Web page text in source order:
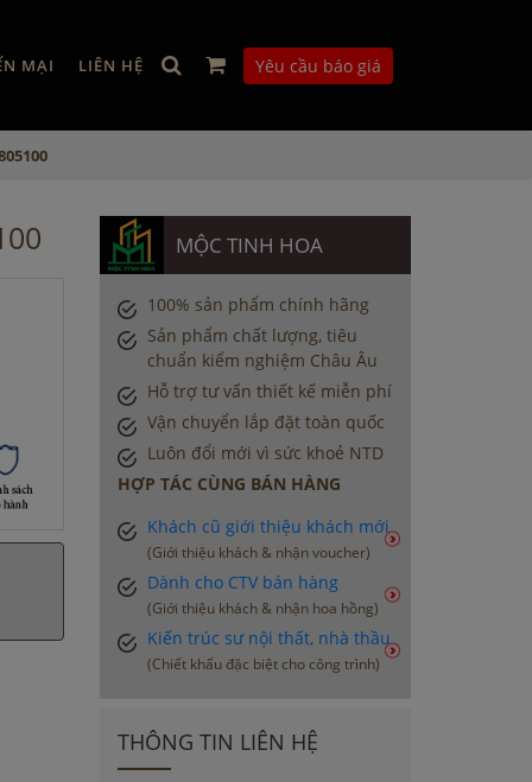
MẠI LIÊN HỆ Yêu cầu báo giá
MỘC TINH HOA
100% sản phẩm chính hãng
Sản phẩm chất lượng, tiêu
chuẩn kiểm nghiệm Châu Âu
Hỗ trợ tư vấn thiết kế miễn phí
Vận chuyển lắp đặt toàn quốc
Luôn đổi mới vì sức khoẻ NTD
HỢP TÁC CÙNG BÁN HÀNG
Khách cũ giới thiệu khách mới
(Giới thiệu khách & nhận voucher)
Dành cho CTV bán hàng
(Giới thiệu khách & nhận hoa hồng)
Kiến trúc sư nội thất, nhà thầu
(Chiết khấu đặc biệt cho công trình)
THÔNG TIN LIÊN HỆ